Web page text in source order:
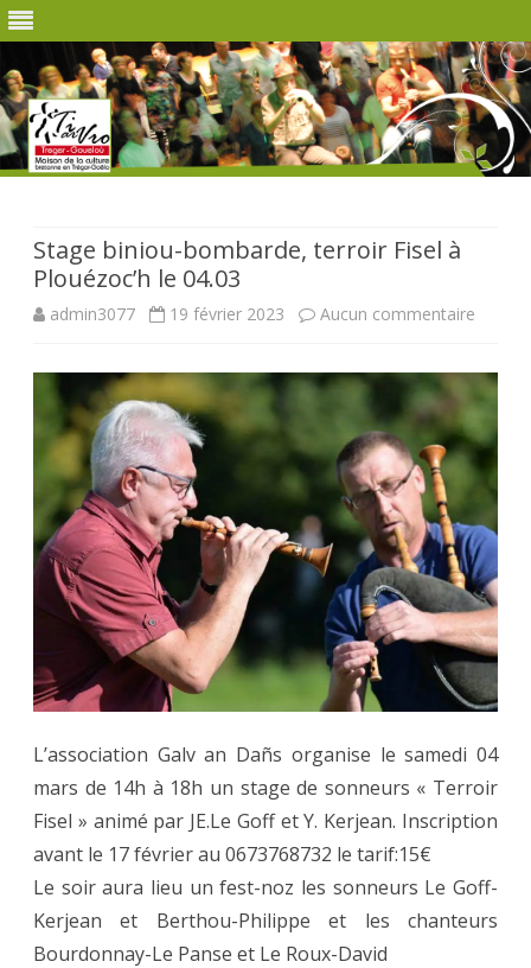
Stage biniou-bombarde, terroir Fisel à
Plouézoc’h le 04.03
admin3077 19 février 2023 Aucun commentaire
biniou-
terroir
Fisel
à
le
04.03
L’association Galv an Dañs organise le samedi 04
mars de 14h à 18h un stage de sonneurs « Terroir
Fisel » animé par JE.Le Goff et Y. Kerjean. Inscription
avant le 17 février au 0673768732 le tarif:15€
Le soir aura lieu un fest-noz les sonneurs Le Goff-
Kerjean et Berthou-Philippe et les chanteurs
Bourdonnay-Le Panse et Le Roux-David